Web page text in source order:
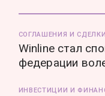
СОГЛАШЕНИЯ И СДЕЛКИ
Winline стал
федерации
ИНВЕСТИЦИИ И